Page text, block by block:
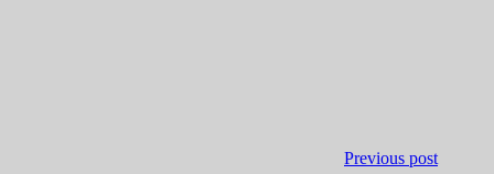
Previous post